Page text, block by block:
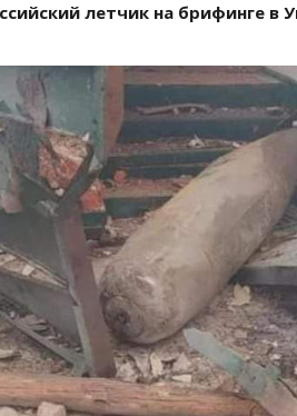
летчик на брифинге в